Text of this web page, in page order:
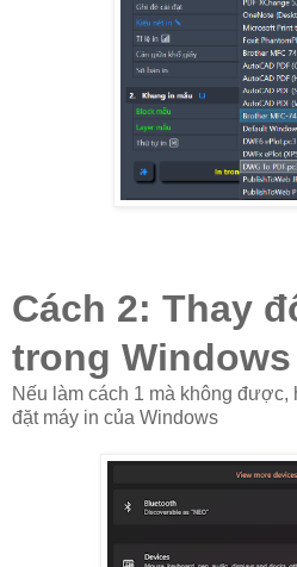
Cách 2: Thay
trong
Nếu làm cách 1 mà không được,
đặt máy in của Windows